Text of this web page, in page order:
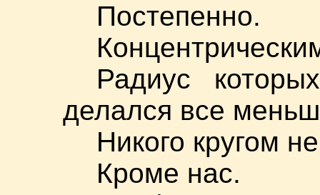
Постепенно.
Радиус
делался все
Никого кругом
Кроме нас.